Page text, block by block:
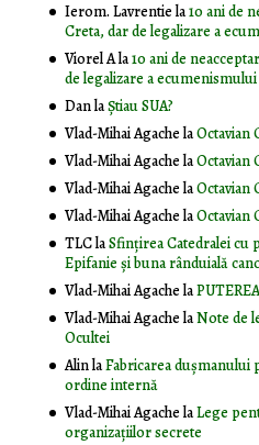
Ierom. Lavrentiela10 ani de
Creta, dar de legalizare a
Viorel Ala10 ani de
de legalizare a ecumenismului
DanlaȘtiau SUA?
Vlad-Mihai AgachelaOctavian
Vlad-Mihai AgachelaOctavian
Vlad-Mihai AgachelaOctavian
Vlad-Mihai AgachelaOctavian
TLClaSfințirea Catedralei cu
Epifanie și buna rânduială
Vlad-Mihai Agachela
Vlad-Mihai AgachelaNote de
Ocultei
AlinlaFabricarea dușmanului
ordine internă
Vlad-Mihai AgachelaLege
organizaţiilor secrete